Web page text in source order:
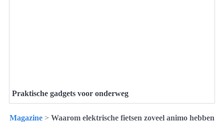
Praktische gadgets voor onderweg
Magazine > Waarom elektrische fietsen zoveel animo hebben